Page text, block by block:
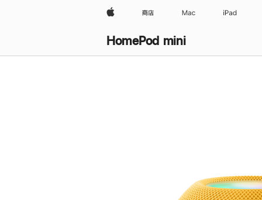
Apple 商店 Mac iPad
HomePod mini